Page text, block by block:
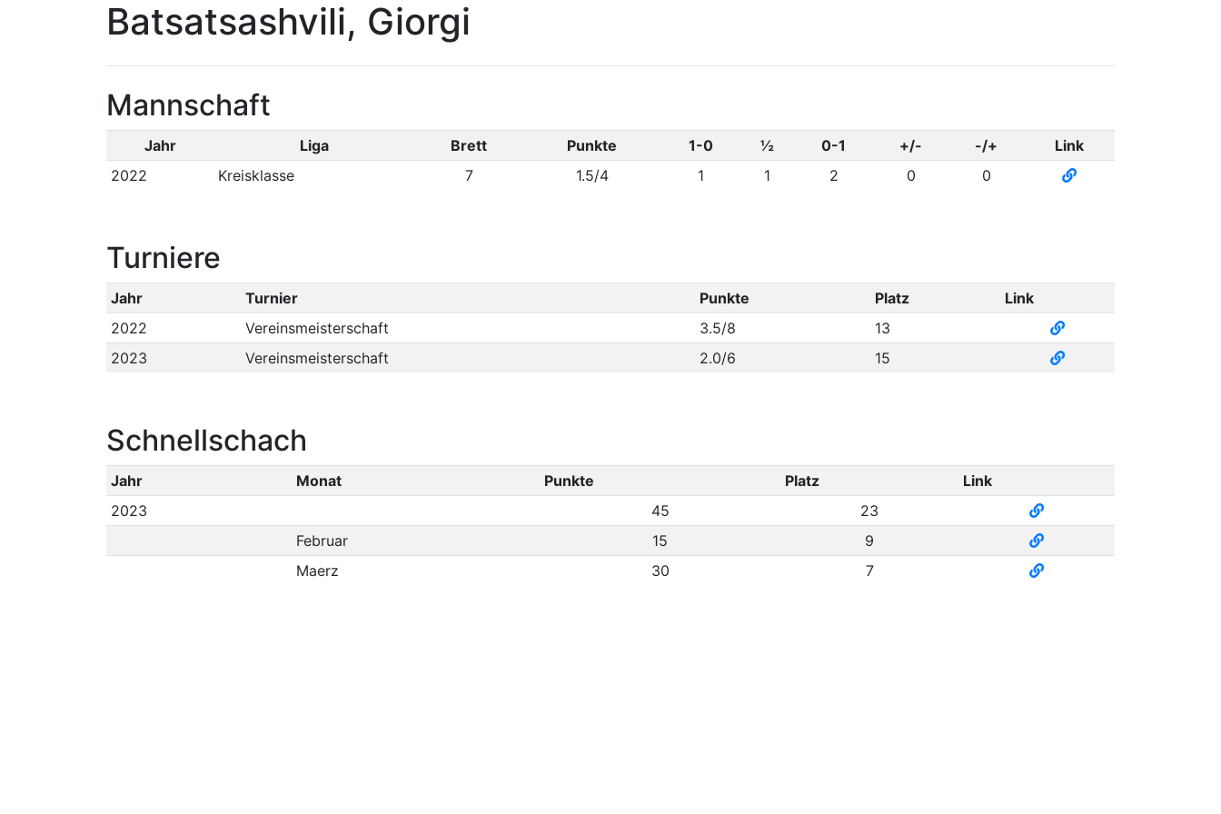
Batsatsashvili, Giorgi
Mannschaft
Jahr Liga Brett Punkte 1-0 ½ 0-1 +/- -/+
Link
2022
Kreisklasse 7 1.5/4 1 1 2 0 0
Turniere
Jahr Turnier Punkte Platz
Link
2022
Vereinsmeisterschaft 3.5/8
13
2023
Vereinsmeisterschaft 2.0/6 15
Schnellschach
Jahr Monat Punkte Platz
Link
2023
45
23
Februar
15
9
Maerz
30 7